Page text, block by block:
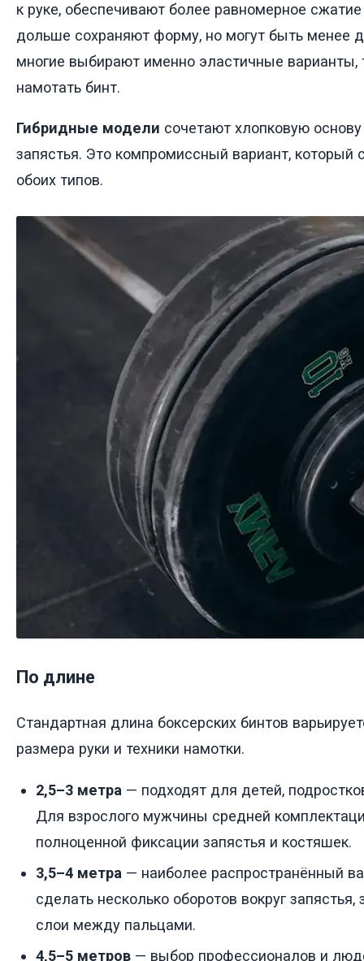
к руке, обеспечивают более равномерное
дольше сохраняют форму, но могут быть
многие выбирают именно эластичные варианты,
намотать бинт.
Гибридные модели сочетают хлопковую
запястья. Это компромиссный вариант, который
обоих типов.
По длине
Стандартная длина боксерских бинтов
размера руки и техники намотки.
2,5–3 метра — подходят для детей,
Для взрослого мужчины средней
полноценной фиксации запястья и костяшек.
3,5–4 метра — наиболее распространённый
сделать несколько оборотов вокруг
слои между пальцами.
4,5–5 метров — выбор профессионалов и